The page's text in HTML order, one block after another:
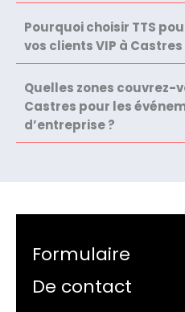
Pourquoi choisir TTS
vos clients VIP à Castres
Quelles zones couvrez-
Castres pour les
d’entreprise ?
Formulaire
De contact